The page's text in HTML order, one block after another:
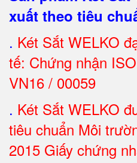
xuất theo tiêu
. Két Sắt WELKO
tế: Chứng nhận
VN16 / 00059
. Két Sắt WELKO
tiêu chuẩn Môi
2015 Giấy chứng